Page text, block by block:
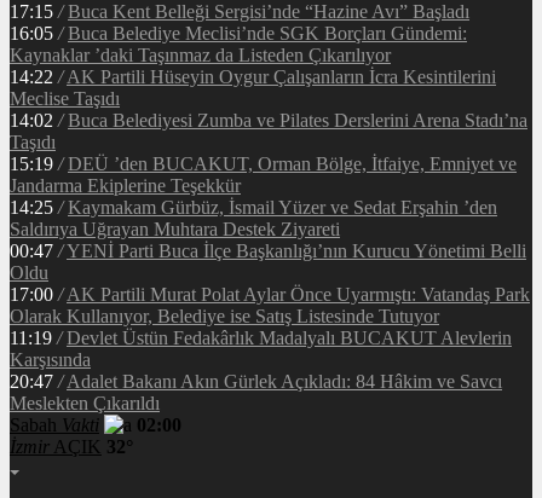
17:15 / Buca Kent Belleği Sergisi’nde “Hazine Avı” Başladı
16:05 / Buca Belediye Meclisi’nde SGK Borçları Gündemi:
Kaynaklar ’daki Taşınmaz da Listeden Çıkarılıyor
14:22 / AK Partili Hüseyin Oygur Çalışanların İcra Kesintilerini
Meclise Taşıdı
14:02 / Buca Belediyesi Zumba ve Pilates Derslerini Arena Stadı’na
Taşıdı
15:19 / DEÜ ’den BUCAKUT, Orman Bölge, İtfaiye, Emniyet ve
Jandarma Ekiplerine Teşekkür
14:25 / Kaymakam Gürbüz, İsmail Yüzer ve Sedat Erşahin ’den
Saldırıya Uğrayan Muhtara Destek Ziyareti
00:47 /YENİ Parti Buca İlçe Başkanlığı’nın Kurucu Yönetimi Belli
Oldu
17:00 / AK Partili Murat Polat Aylar Önce Uyarmıştı: Vatandaş Park
Olarak Kullanıyor, Belediye ise Satış Listesinde Tutuyor
11:19 / Devlet Üstün Fedakârlık Madalyalı BUCAKUT Alevlerin
Karşısında
20:47 / Adalet Bakanı Akın Gürlek Açıkladı: 84 Hâkim ve Savcı
Meslekten Çıkarıldı
Sabah Vakti
02:00
İzmir AÇIK 32°